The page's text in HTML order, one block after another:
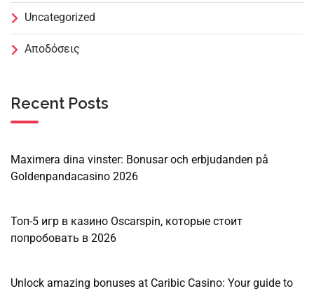
Uncategorized
Αποδόσεις
Recent Posts
Maximera dina vinster: Bonusar och erbjudanden på
Goldenpandacasino 2026
Топ-5 игр в казино Oscarspin, которые стоит
попробовать в 2026
Unlock amazing bonuses at Caribic Casino: Your guide to